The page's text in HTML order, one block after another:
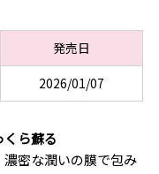
発売日
2026/01/07
ら蘇る
密な潤いの膜で包み